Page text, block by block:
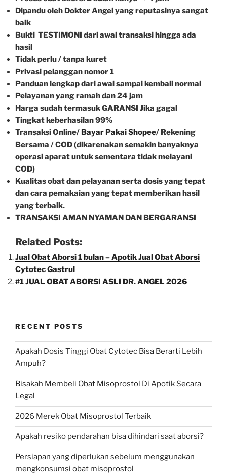
Dipandu oleh Dokter Angel yang reputasinya sangat
baik
Bukti TESTIMONI dari awal transaksi hingga ada
hasil
Tidak perlu / tanpa kuret
Privasi pelanggan nomor 1
Panduan lengkap dari awal sampai kembali normal
Pelayanan yang ramah dan 24 jam
Harga sudah termasuk GARANSI Jika gagal
Tingkat keberhasilan 99%
Transaksi Online/ Bayar Pakai Shopee/ Rekening
Bersama /COD(dikarenakan semakin banyaknya
operasi aparat untuk sementara tidak melayani
COD)
Kualitas obat dan pelayanan serta dosis yang tepat
dan cara pemakaian yang tepat memberikan hasil
yang terbaik.
TRANSAKSI AMAN NYAMAN DAN BERGARANSI
Related Posts:
Jual Obat Aborsi 1 bulan – Apotik Jual Obat Aborsi
Cytotec Gastrul
#1 JUAL OBAT ABORSI ASLI DR. ANGEL 2026
RECENT POSTS
Apakah Dosis Tinggi Obat Cytotec Bisa Berarti Lebih
Ampuh?
Bisakah Membeli Obat Misoprostol Di Apotik Secara
Legal
2026 Merek Obat Misoprostol Terbaik
Apakah resiko pendarahan bisa dihindari saat aborsi?
Persiapan yang diperlukan sebelum menggunakan
mengkonsumsi obat misoprostol